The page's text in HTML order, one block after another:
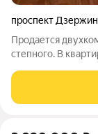
проспект
Продается
степного. В
часть города. -